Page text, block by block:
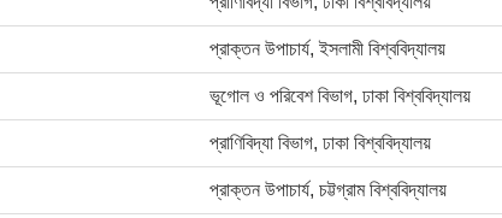
প্রাক্তন উপাচার্য, ইসলামী বিশ্ববিদ্যালয়
ভূগোল ও পরিবেশ বিভাগ, ঢাকা বিশ্ববিদ্যালয়
প্রাণিবিদ্যা বিভাগ, ঢাকা বিশ্ববিদ্যালয়
প্রাক্তন উপাচার্য, চট্টগ্রাম বিশ্ববিদ্যালয়